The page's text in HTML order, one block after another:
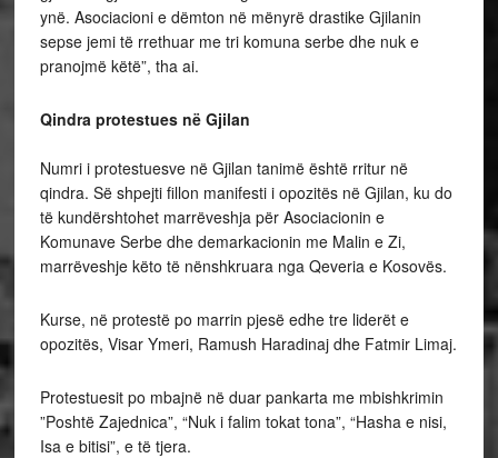
ynë. Asociacioni e dëmton në mënyrë drastike Gjilanin
sepse jemi të rrethuar me tri komuna serbe dhe nuk e
pranojmë këtë”, tha ai.
Qindra protestues në Gjilan
Numri i protestuesve në Gjilan tanimë është rritur në
qindra. Së shpejti fillon manifesti i opozitës në Gjilan, ku do
të kundërshtohet marrëveshja për Asociacionin e
Komunave Serbe dhe demarkacionin me Malin e Zi,
marrëveshje këto të nënshkruara nga Qeveria e Kosovës.
Kurse, në protestë po marrin pjesë edhe tre liderët e
opozitës, Visar Ymeri, Ramush Haradinaj dhe Fatmir Limaj.
Protestuesit po mbajnë në duar pankarta me mbishkrimin
”Poshtë Zajednica”, “Nuk i falim tokat tona”, “Hasha e nisi,
Isa e bitisi”, e të tjera.